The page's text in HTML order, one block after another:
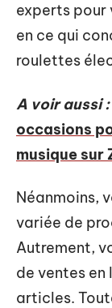
experts pour
en ce qui
roulettes
A voir aussi :
occasions
musique sur
Néanmoins,
variée de
Autrement,
de ventes
articles.